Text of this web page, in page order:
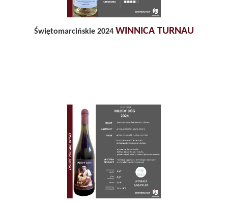
Świętomarcińskie 2024 WINNICA TURNAU